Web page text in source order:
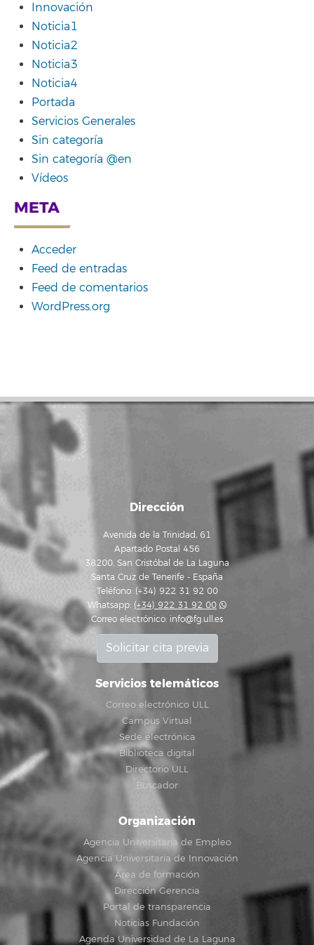
Innovación
Noticia1
Noticia2
Noticia3
Noticia4
Portada
Servicios Generales
Sin categoría
Sin categoría @en
Vídeos
META
Acceder
Feed de entradas
Feed de comentarios
WordPress.org
Dirección
Avenida de la Trinidad, 61
Apartado Postal 456
38200, San Cristóbal de La Laguna
Santa Cruz de Tenerife - España
Teléfono: (+34) 922 31 92 00
Whatsapp: (+34) 922 31 92 00
Correo electrónico: info@fg.ull.es
Solicitar cita previa
Servicios telemáticos
Correo electrónico ULL
Campus Virtual
Sede electrónica
Biblioteca digital
Directorio ULL
Buscador
Organización
Agencia Universitaria de Empleo
Agencia Universitaria de Innovación
Área de formación
Dirección Gerencia
Portal de transparencia
Noticias Fundación
Agenda Universidad de La Laguna